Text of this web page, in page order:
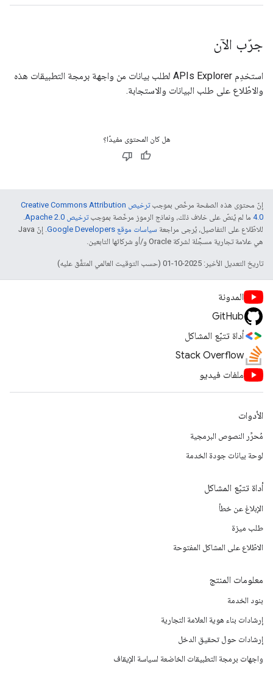
جرّب الآن
استخدِم APIs Explorer لطلب بيانات من واجهة برمجة التطبيقات هذه
والاطّلاع على طلب البيانات والاستجابة.
هل كان المحتوى مفيدًا؟
إنّ محتوى هذه الصفحة مرخّص بموجب
ترخيص Creative Commons Attribution
4.0‏ ما لم يُنصّ على خلاف ذلك، ونماذج الرموز مرخّصة بموجبترخيص Apache 2.0‏
.
للاطّلاع على التفاصيل، يُرجى مراجعة سياسات موقع Google Developers‏
. إنّ Java
هي علامة تجارية مسجَّلة لشركة Oracle و/أو شركائها التابعين.
تاريخ التعديل الأخير: 2025-10-01 (حسب التوقيت العالمي المتفَّق عليه)
المدونة
GitHub
أداة تتبّع المشاكل
Stack Overflow
ملفات فيديو
الأدوات
مُحرِّر النصوص البرمجية
لوحة بيانات جودة الخدمة
أداة تتبّع المشاكل
الإبلاغ عن خطأ
طلب ميزة
الاطّلاع على المشاكل المفتوحة
معلومات المنتج
بنود الخدمة
إرشادات بناء هوية العلامة التجارية
إرشادات حول تحقيق الدخل
واجهات برمجة التطبيقات الخاضعة لسياسة الإيقاف